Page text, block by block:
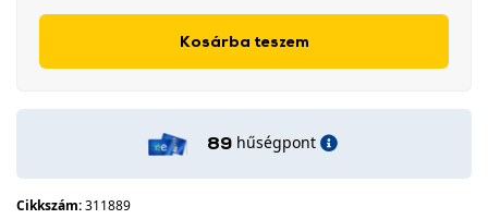
Kosárba teszem
89 hűségpont
Cikkszám:311889